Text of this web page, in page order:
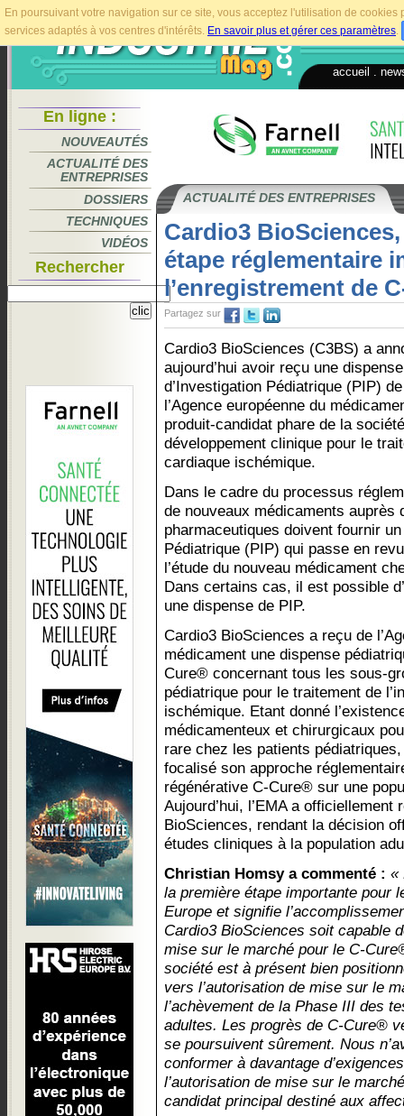
En poursuivant votre navigation sur ce site, vous acceptez l'utilisation de
services adaptés à vos centres d'intérêts. En savoir plus et gérer ces paramètres.
accueil
En ligne :
NOUVEAUTÉS
ACTUALITÉ DES
ENTREPRISES
DOSSIERS
TECHNIQUES
VIDÉOS
Rechercher
ACTUALITÉ DES ENTREPRISES
Cardio3
étape réglementaire
l’enregistrement de
Partagez sur
Cardio3 BioSciences (C3BS) a
aujourd’hui avoir reçu une
d’Investigation Pédiatrique (PIP) de
l’Agence européenne du
produit-candidat phare de la
développement clinique pour le
cardiaque ischémique.
Dans le cadre du processus
de nouveaux médicaments auprès
pharmaceutiques doivent fournir
Pédiatrique (PIP) qui passe en
l’étude du nouveau médicament
Dans certains cas, il est possible
une dispense de PIP.
Cardio3 BioSciences a reçu de
médicament une dispense
Cure® concernant tous les sous-
pédiatrique pour le traitement de
ischémique. Etant donné
médicamenteux et chirurgicaux
rare chez les patients
focalisé son approche
régénérative C-Cure® sur une
Aujourd’hui, l’EMA a
BioSciences, rendant la décision
études cliniques à la population
Christian Homsy a commenté : «
la première étape importante pour
Europe et signifie
Cardio3 BioSciences soit capable
mise sur le marché pour le C-
société est à présent bien
vers l’autorisation de mise sur le
l’achèvement de la Phase III des
adultes. Les progrès de C-Cure®
se poursuivent sûrement. Nous
conformer à davantage
l’autorisation de mise sur le
candidat principal destiné aux